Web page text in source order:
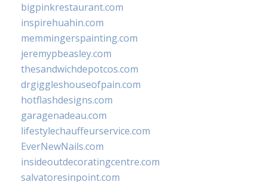
bigpinkrestaurant.com
inspirehuahin.com
memmingerspainting.com
jeremypbeasley.com
thesandwichdepotcos.com
drgiggleshouseofpain.com
hotflashdesigns.com
garagenadeau.com
lifestylechauffeurservice.com
EverNewNails.com
insideoutdecoratingcentre.com
salvatoresinpoint.com